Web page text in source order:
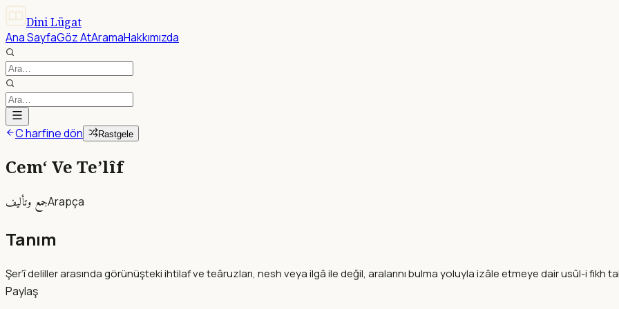
Dini Lügat
Ana SayfaGöz AtAramaHakkımızda
C harfine dön Rastgele
Cem‘ Ve Te’lîf
جمع وتأليفArapça
Tanım
Şer‘î deliller arasında görünüşteki ihtilaf ve teâruzları, nesh veya ilgâ ile değil, aralarını bulma yoluyla izâle etmeye dair usûl-i fıkh
Paylaş